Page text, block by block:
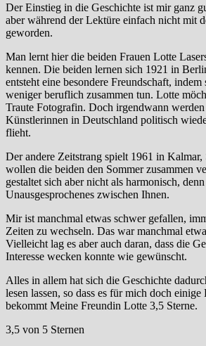
Der Einstieg in die Geschichte ist mir ganz
aber während der Lektüre einfach nicht mit
geworden.
Man lernt hier die beiden Frauen Lotte
kennen. Die beiden lernen sich 1921 in
entsteht eine besondere Freundschaft,
weniger beruflich zusammen tun. Lotte
Traute Fotografin. Doch irgendwann
Künstlerinnen in Deutschland politisch
flieht.
Der andere Zeitstrang spielt 1961 in
wollen die beiden den Sommer zusammen
gestaltet sich aber nicht als harmonisch,
Unausgesprochenes zwischen Ihnen.
Mir ist manchmal etwas schwer gefallen,
Zeiten zu wechseln. Das war manchmal
Vielleicht lag es aber auch daran, dass die
Interesse wecken konnte wie gewünscht.
Alles in allem hat sich die Geschichte
lesen lassen, so dass es für mich doch
bekommt Meine Freundin Lotte 3,5 Sterne.
3,5 von 5 Sternen